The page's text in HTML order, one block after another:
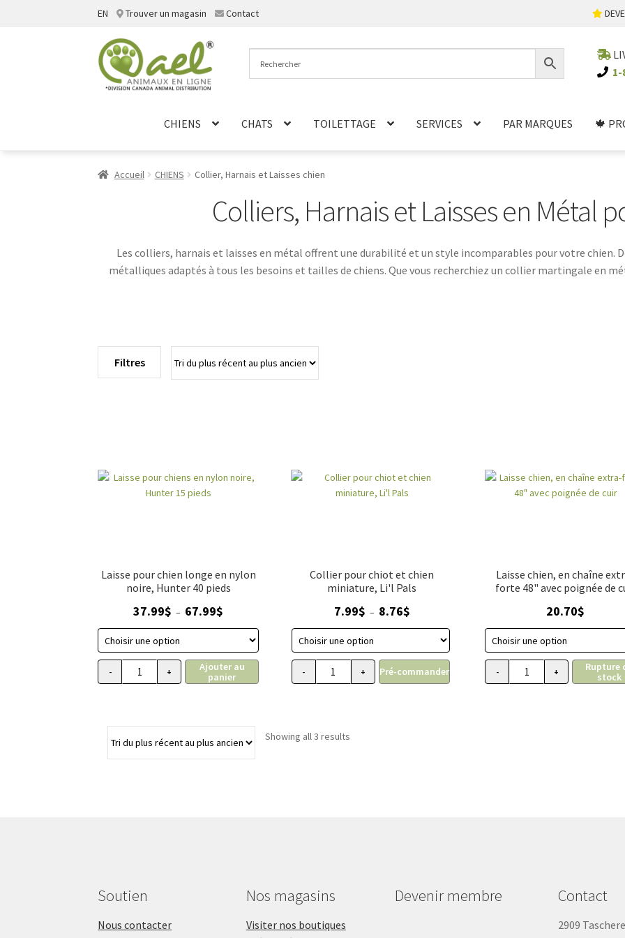
EN Trouver un magasin Contact
Aller
à
la
Aller
au
contenu
1-
CHIENS CHATS TOILETTAGE SERVICES PAR MARQUES 🍁
Accueil CHIENS Collier, Harnais et Laisses chien
Colliers, Harnais et Laisses en Métal
Les colliers, harnais et laisses en métal offrent une durabilité et un style incomparables pour votre chien.
métalliques adaptés à tous les besoins et tailles de chiens. Que vous recherchiez un collier martingale en
Filtres
Laisse pour chien longe en nylon
noire, Hunter 40 pieds
37.99$ – 67.99$
37.99$
à
67.99$
quantité de Laisse pour chien longe en nylon noire, Hunter 40 pieds
- +
Ajouter au
panier
Collier pour chiot et chien
miniature, Li'l Pals
7.99$ – 8.76$Plage
7.99$
à
8.76$
quantité de Collier pour chiot et chien miniature, Li'l Pals
- + Pré-commander
Laisse chien, en chaîne
forte 48" avec poignée de
20.70$
quantité de Laisse
- +
Rupture
stock
Showing all 3 results
Soutien
Nous contacter
Nos magasins
Visiter nos boutiques
Devenir membre Contact
2909